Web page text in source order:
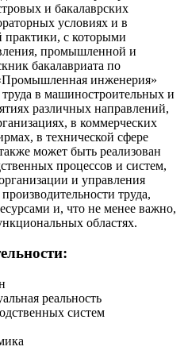
и бакалаврских
условиях и в
практики, с которыми
промышленной и
бакалавриата по
инженерия»
в машиностроительных и
различных направлений,
в коммерческих
в технической сфере
может быть реализован
процессов и систем,
и управления
труда,
и, что не менее важно,
областях.
реальность
систем